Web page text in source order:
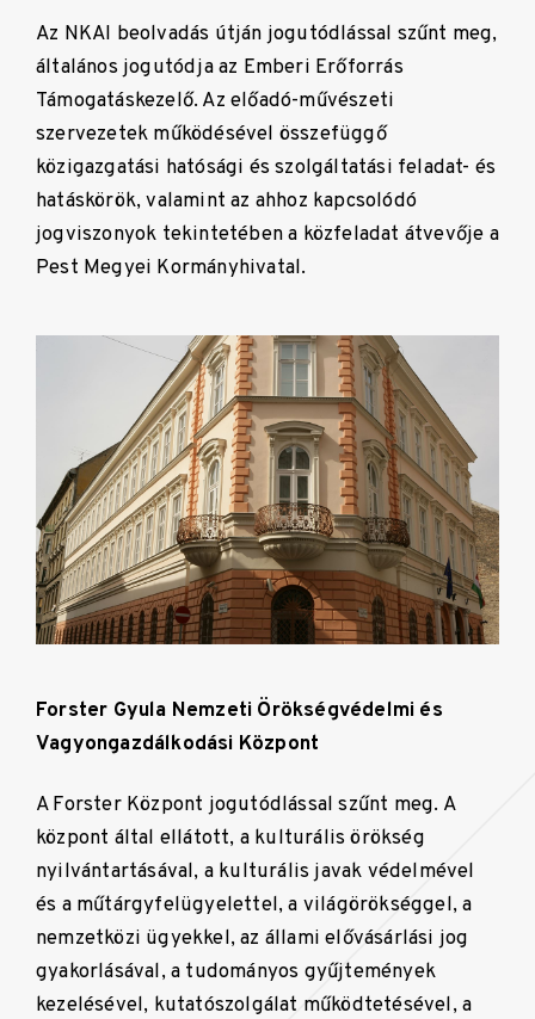
Az NKAI beolvadás útján jogutódlással szűnt meg,
általános jogutódja az Emberi Erőforrás
Támogatáskezelő. Az előadó-művészeti
szervezetek működésével összefüggő
közigazgatási hatósági és szolgáltatási feladat- és
hatáskörök, valamint az ahhoz kapcsolódó
jogviszonyok tekintetében a közfeladat átvevője a
Pest Megyei Kormányhivatal.
Forster Gyula Nemzeti Örökségvédelmi és
Vagyongazdálkodási Központ
A Forster Központ jogutódlással szűnt meg. A
központ által ellátott, a kulturális örökség
nyilvántartásával, a kulturális javak védelmével
és a műtárgyfelügyelettel, a világörökséggel, a
nemzetközi ügyekkel, az állami elővásárlási jog
gyakorlásával, a tudományos gyűjtemények
kezelésével, kutatószolgálat működtetésével, a